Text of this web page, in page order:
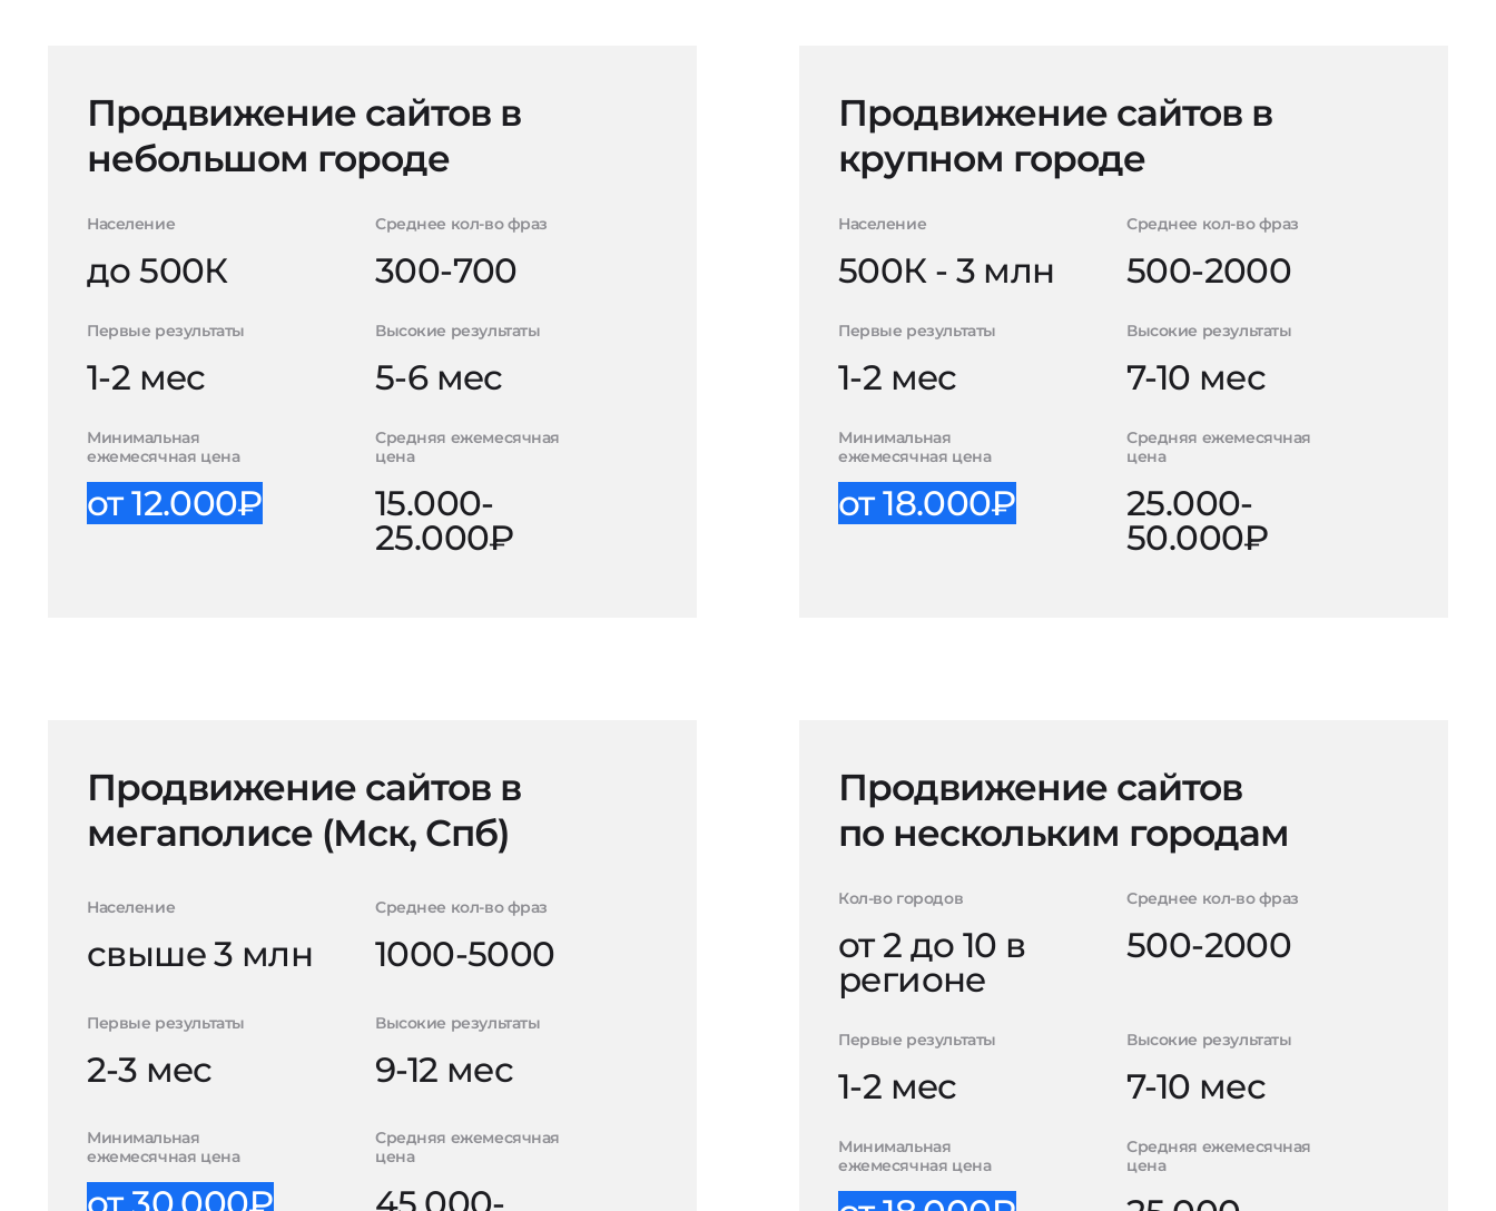
Продвижение сайтов в
небольшом городе
Население
до 500К
Среднее кол-во фраз
300-700
Первые результаты
1-2 мес
Высокие результаты
5-6 мес
Минимальная
ежемесячная цена
от 12.000₽
Средняя ежемесячная
цена
15.000-
25.000₽
Продвижение сайтов в
крупном городе
Население
500К - 3 млн
Среднее кол-во фраз
500-2000
Первые результаты
1-2 мес
Высокие результаты
7-10 мес
Минимальная
ежемесячная цена
от 18.000₽
Средняя ежемесячная
цена
25.000-
50.000₽
Продвижение сайтов в
мегаполисе (Мск, Спб)
Население
свыше 3 млн
Среднее кол-во фраз
1000-5000
Первые результаты
2-3 мес
Высокие результаты
9-12 мес
Минимальная
ежемесячная цена
Средняя ежемесячная
цена
Продвижение сайтов
по нескольким городам
Кол-во городов
от 2 до 10 в
регионе
Среднее кол-во фраз
500-2000
Первые результаты
1-2 мес
Высокие результаты
7-10 мес
Минимальная
ежемесячная цена
Средняя ежемесячная
цена